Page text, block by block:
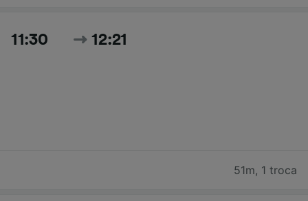
11:30 12:21
51m, 1 troca